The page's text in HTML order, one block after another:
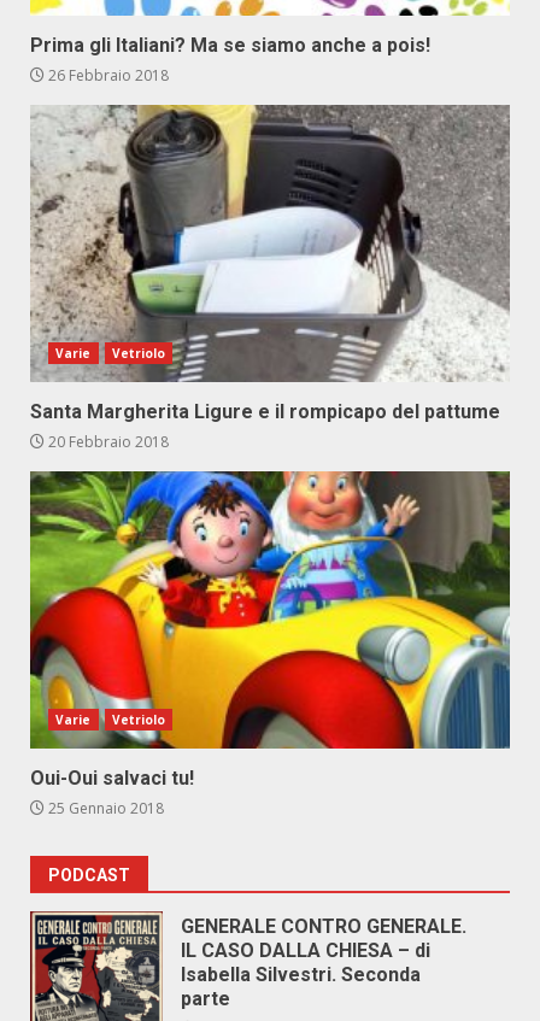
Prima gli Italiani? Ma se siamo anche a pois!
26 Febbraio 2018
Varie Vetriolo
Santa Margherita Ligure e il rompicapo del pattume
20 Febbraio 2018
Varie Vetriolo
Oui-Oui salvaci tu!
25 Gennaio 2018
PODCAST
GENERALE CONTRO GENERALE.
IL CASO DALLA CHIESA – di
Isabella Silvestri. Seconda
parte